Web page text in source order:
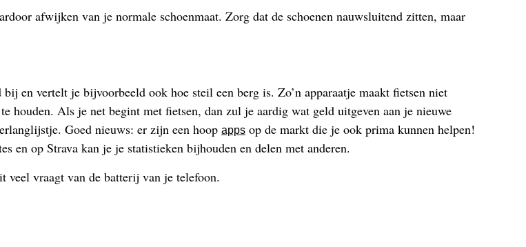
afwijken van je normale schoenmaat. Zorg dat de schoenen nauwsluitend zitten, maar
en vertelt je bijvoorbeeld ook hoe steil een berg is. Zo’n apparaatje maakt fietsen niet
Als je net begint met fietsen, dan zul je aardig wat geld uitgeven aan je nieuwe
Goed nieuws: er zijn een hoop apps op de markt die je ook prima kunnen helpen!
en op Strava kan je je statistieken bijhouden en delen met anderen.
veel vraagt van de batterij van je telefoon.